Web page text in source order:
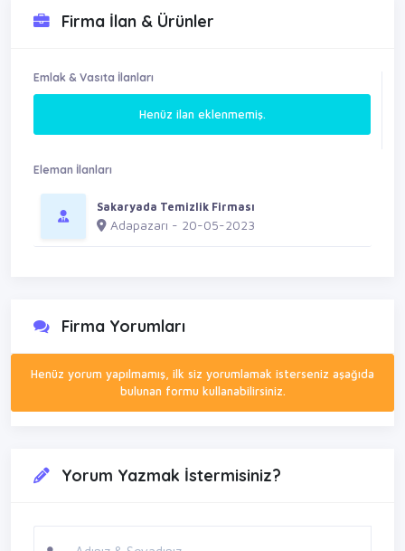
Firma İlan & Ürünler
Emlak & Vasıta İlanları
Henüz ilan eklenmemiş.
Eleman İlanları
Sakaryada Temizlik Firması
Adapazarı - 20-05-2023
Firma Yorumları
Henüz yorum yapılmamış, ilk siz yorumlamak isterseniz aşağıda
bulunan formu kullanabilirsiniz.
Yorum Yazmak İstermisiniz?